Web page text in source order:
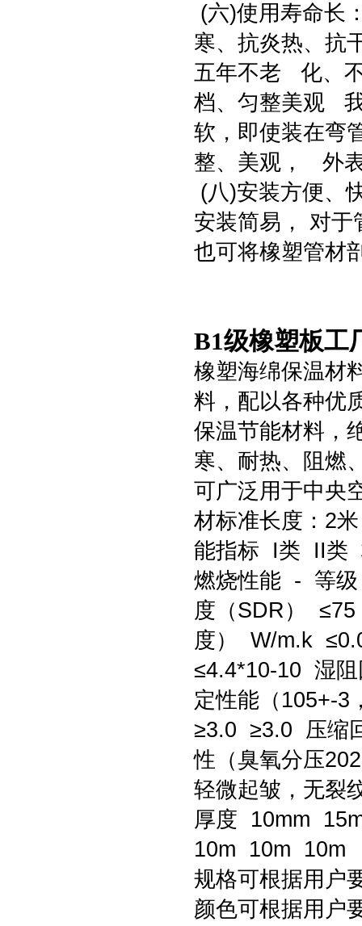
(六)使用寿命长
寒、抗炎热、抗
五年不老 化、
档、匀整美观
软，即使装在弯
整、美观， 外
(八)安装方便、
安装简易， 对于
也可将橡塑管材
B1级橡塑板工
橡塑海绵保温材
料，配以各种优
保温节能材料，
寒、耐热、阻燃
可广泛用于中央
材标准长度：2
能指标 I类 II类
燃烧性能 - 等
度（SDR）
度） W/m.k
≤4.4*10-10 湿
定性能（105+-
≥3.0 ≥3.0 压缩
性（臭氧分压
轻微起皱，无
厚度 10mm
10m 10m 10m
规格可根据用户
颜色可根据用户